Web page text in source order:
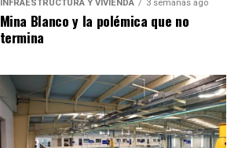
INFRAESTRUCTURA Y VIVIENDA 3 semanas ago
Mina Blanco y la polémica que no
termina